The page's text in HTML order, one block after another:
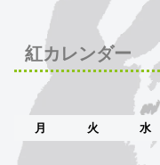
紅カレンダー
月 火 水